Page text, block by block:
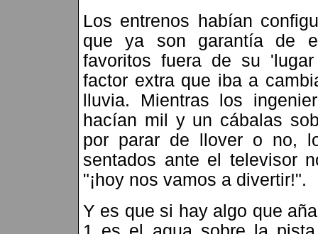
Los entrenos habían
que ya son garantía de
favoritos fuera de su
factor extra que iba a
lluvia. Mientras los
hacían mil y un cábalas
por parar de llover o no,
sentados ante el televisor
"¡hoy nos vamos a divertir!".
Y es que si hay algo que